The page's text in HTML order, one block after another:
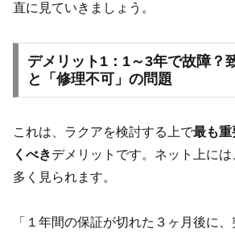
直に見ていきましょう。
デメリット1：1～3年で故障？
と「修理不可」の問題
これは、ラクアを検討する上で最も重
くべきデメリットです。ネット上に
多く見られます。
「１年間の保証が切れた３ヶ月後に